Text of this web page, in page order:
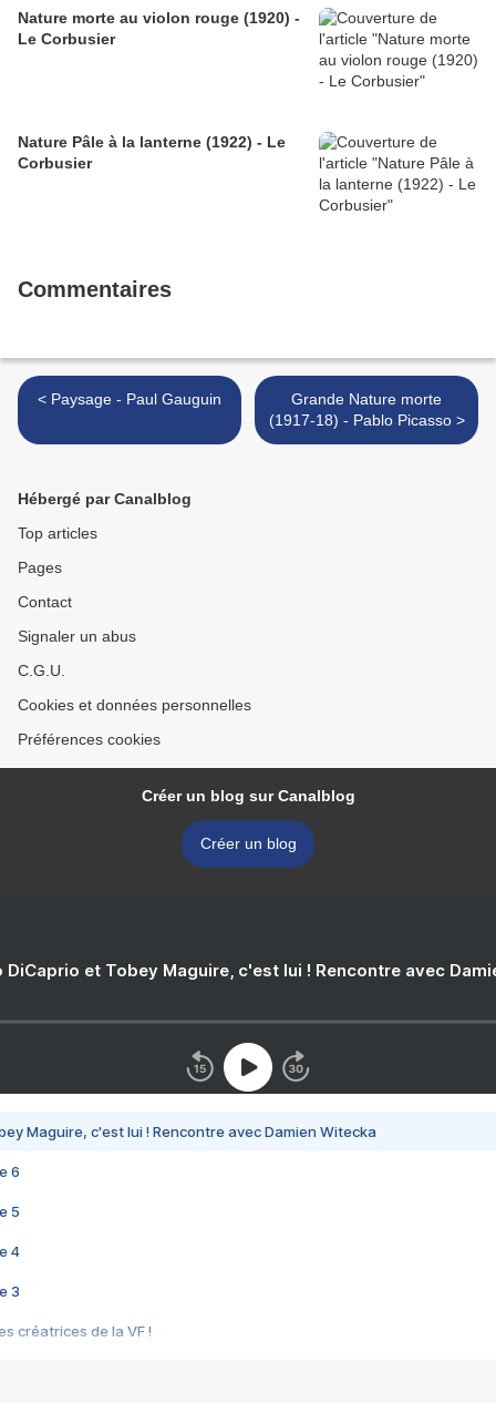
Nature morte au violon rouge (1920) -
Le Corbusier
Nature Pâle à la lanterne (1922) - Le
Corbusier
Commentaires
< Paysage - Paul Gauguin
Grande Nature morte
(1917-18) - Pablo Picasso >
Hébergé par Canalblog
Top articles
Pages
Contact
Signaler un abus
C.G.U.
Cookies et données personnelles
Préférences cookies
Créer un blog sur Canalblog
Créer un blog
DiCaprio et Tobey Maguire, c'est lui ! Rencontre avec
Maguire, c'est lui ! Rencontre avec Damien Witecka
6
5
4
3
créatrices de la VF !